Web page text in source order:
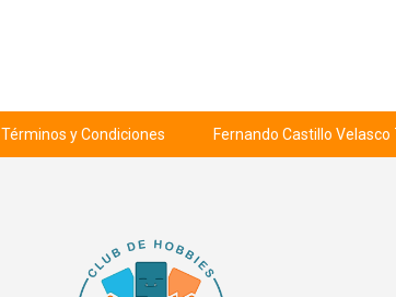
Términos y Condiciones Fernando Castillo Velasco